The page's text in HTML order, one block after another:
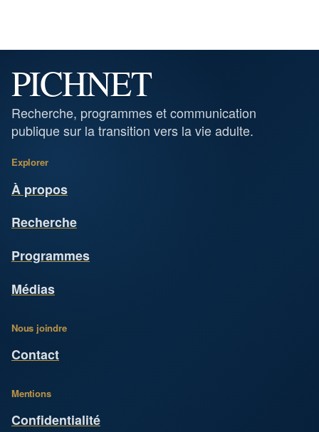
PICHNET
Recherche, programmes et communication
publique sur la transition vers la vie adulte.
Explorer
À propos
Recherche
Programmes
Médias
Nous joindre
Contact
Mentions
Confidentialité